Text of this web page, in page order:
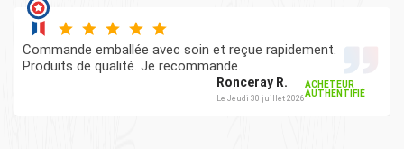
Commande emballée avec soin et reçue rapidement.
Produits de qualité. Je recommande.
Ronceray R.
Le Jeudi 30 juillet 2026
ACHETEUR
AUTHENTIFIÉ